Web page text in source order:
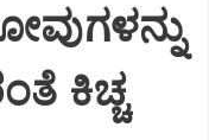
ಕಿಚ್ಚ